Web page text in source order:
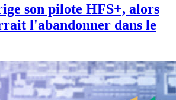
son pilote HFS+, alors
l'abandonner dans le